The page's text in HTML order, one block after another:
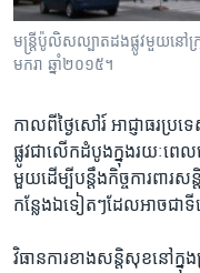
និង​
ទៅ​
រក
បណ្តាញ​សង្គម
ភាសា
មន្រ្តី​ប៉ូលិស​ល្បាត​ដង​ផ្លូវ​មួយ​នៅ​
មករា​ ឆ្នាំ​២០១៥។
កាល​ពី​ថ្ងៃ​សៅរ៍ អាជ្ញាធរ​ប្
ផ្លូវ​ជា​លើក​ដំបូង​ក្នុង​រយៈពេ
មួយ​ដើម្បី​បន្តឹង​កិច្ច​ការពារ​
កន្លែង​ឯទៀតៗដែល​អាច​ជា​ទីដ
វិធានការ​ខាង​សន្តិសុខ​នៅ​ក្